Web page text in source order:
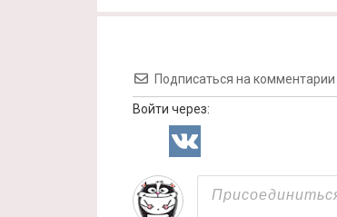
Подписаться на комментарии
Войти через: